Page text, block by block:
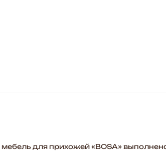
для прихожей «BOSA»